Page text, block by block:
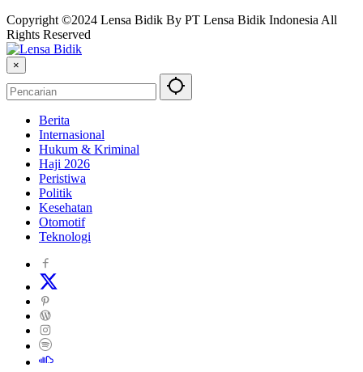
Copyright ©2024 Lensa Bidik By PT Lensa Bidik Indonesia All
Rights Reserved
×
Berita
Internasional
Hukum & Kriminal
Haji 2026
Peristiwa
Politik
Kesehatan
Otomotif
Teknologi